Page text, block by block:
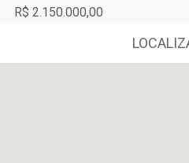
R$ 2.150.000,00